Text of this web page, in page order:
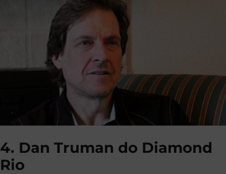
4. Dan Truman do Diamond
Rio